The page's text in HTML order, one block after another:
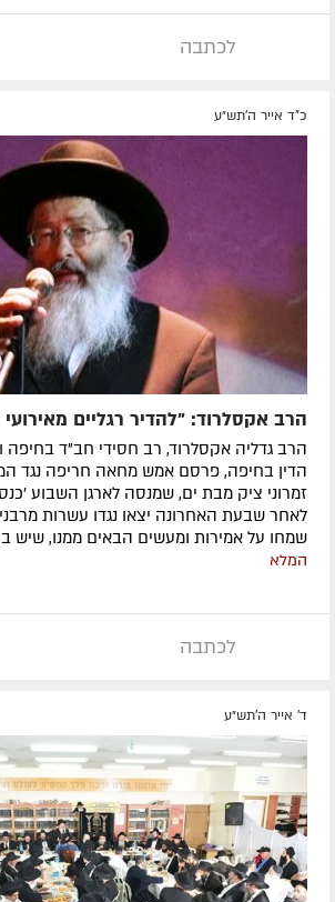
לכתבה
כ"ד אייר ה׳תש״ע
הרב אקסלרוד: "להדיר רגליים מאירועי
הרב גדליה אקסלרוד, רב חסידי חב"ד
הדין בחיפה, פרסם אמש מחאה חריפה נגד
זמרוני ציק מבת ים, שמנסה לארגן השבוע
לאחר שבעת האחרונה יצאו נגדו עשרות
שמחו על אמירות ומעשים הבאים ממנו, שיש
המלא
לכתבה
ד' אייר ה׳תש״ע